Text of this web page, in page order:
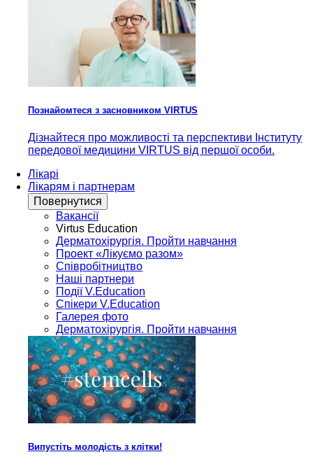
Познайомтеся з засновником VIRTUS
Дізнайтеся про можливості та перспективи Інституту
передової медицини VIRTUS від першої особи.
Лікарі
Лікарям і партнерам
Повернутися
Вакансії
Virtus Education
Дерматохірургія. Пройти навчання
Проект «Лікуємо разом»
Співробітництво
Наші партнери
Події V.Education
Спікери V.Education
Галерея фото
Дерматохірургія. Пройти навчання
Випустіть молодість з клітки!